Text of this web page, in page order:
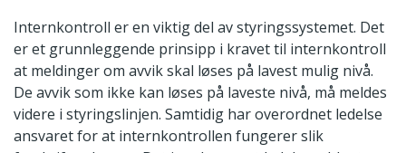
Internkontroll er en viktig del av styringssystemet. Det
er et grunnleggende prinsipp i kravet til internkontroll
at meldinger om avvik skal løses på lavest mulig nivå.
De avvik som ikke kan løses på laveste nivå, må meldes
videre i styringslinjen. Samtidig har overordnet ledelse
ansvaret for at internkontrollen fungerer slik